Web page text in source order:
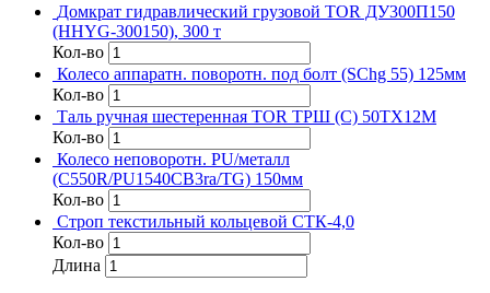
Домкрат гидравлический грузовой TOR ДУ300П150
(HHYG-300150), 300 т
Кол-во
Колесо аппаратн. поворотн. под болт (SChg 55) 125мм
Кол-во
Таль ручная шестеренная TOR ТРШ (C) 50ТХ12М
Кол-во
Колесо неповоротн. PU/металл
(C550R/PU1540CB3ra/TG) 150мм
Кол-во
Строп текстильный кольцевой СТК-4,0
Кол-во
Длина